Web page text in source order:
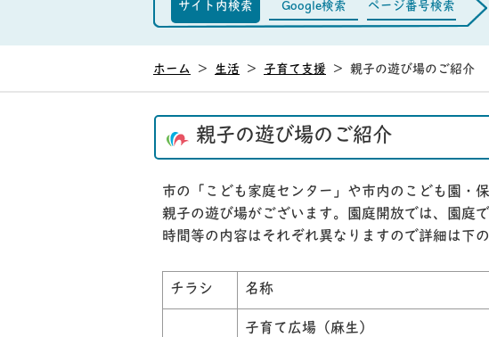
サイト内検索 Google検索 ページ番号検索
ホーム > 生活 > 子育て支援 > 親子の遊び場のご紹介
親子の遊び場のご紹介
市の「こども家庭センター」や市内のこども園・
親子の遊び場がございます。園庭開放では、園庭
時間等の内容はそれぞれ異なりますので詳細は下
チラシ 名称
子育て広場（麻生）